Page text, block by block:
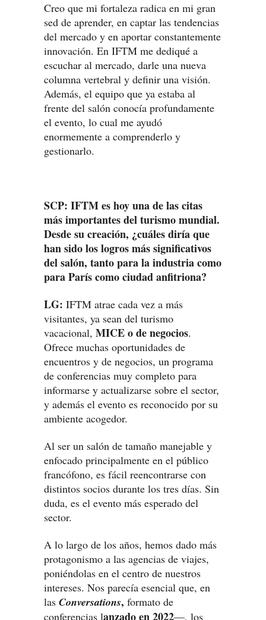
Creo que mi fortaleza radica en mi gran
sed de aprender, en captar las tendencias
del mercado y en aportar constantemente
innovación. En IFTM me dediqué a
escuchar al mercado, darle una nueva
columna vertebral y definir una visión.
Además, el equipo que ya estaba al
frente del salón conocía profundamente
el evento, lo cual me ayudó
enormemente a comprenderlo y
gestionarlo.
SCP: IFTM es hoy una de las citas
más importantes del turismo mundial.
Desde su creación, ¿cuáles diría que
han sido los logros más significativos
del salón, tanto para la industria como
para París como ciudad anfitriona?
LG: IFTM atrae cada vez a más
visitantes, ya sean del turismo
vacacional, MICE o de negocios.
Ofrece muchas oportunidades de
encuentros y de negocios, un programa
de conferencias muy completo para
informarse y actualizarse sobre el sector,
y además el evento es reconocido por su
ambiente acogedor.
Al ser un salón de tamaño manejable y
enfocado principalmente en el público
francófono, es fácil reencontrarse con
distintos socios durante los tres días. Sin
duda, es el evento más esperado del
sector.
A lo largo de los años, hemos dado más
protagonismo a las agencias de viajes,
poniéndolas en el centro de nuestros
intereses. Nos parecía esencial que, en
las Conversations, formato de
conferencias lanzado en 2022—, los